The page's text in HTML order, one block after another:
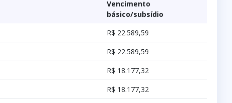
Vencimento
básico/subsídio
R$ 22.589,59
R$ 22.589,59
R$ 18.177,32
R$ 18.177,32